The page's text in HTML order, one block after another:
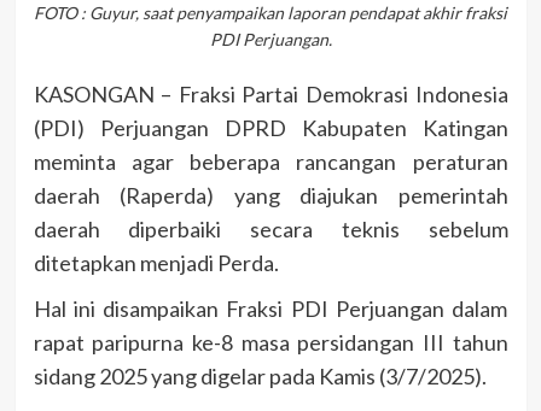
FOTO : Guyur, saat penyampaikan laporan pendapat akhir fraksi
PDI Perjuangan.
KASONGAN – Fraksi Partai Demokrasi Indonesia
(PDI) Perjuangan DPRD Kabupaten Katingan
meminta agar beberapa rancangan peraturan
daerah (Raperda) yang diajukan pemerintah
daerah diperbaiki secara teknis sebelum
ditetapkan menjadi Perda.
Hal ini disampaikan Fraksi PDI Perjuangan dalam
rapat paripurna ke-8 masa persidangan III tahun
sidang 2025 yang digelar pada Kamis (3/7/2025).